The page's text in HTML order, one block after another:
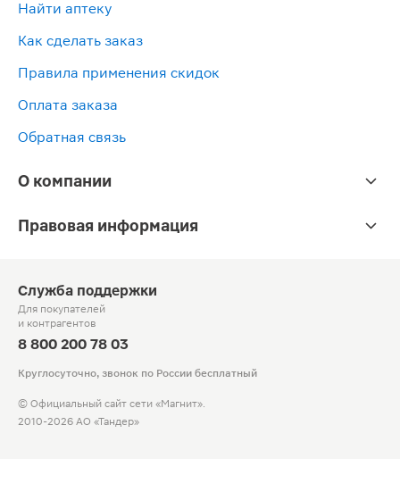
Найти аптеку
Как сделать заказ
Правила применения скидок
Оплата заказа
Обратная связь
О компании
Правовая информация
Служба поддержки
Для покупателей
и контрагентов
8 800 200 78 03
Круглосуточно, звонок по России бесплатный
© Официальный сайт сети «Магнит».
2010-2026 АО «Тандер»